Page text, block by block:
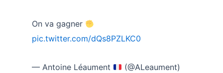
On va gagner
pic.twitter.com/dQs8PZLKC0
— Antoine Léaument
(@ALeaument)